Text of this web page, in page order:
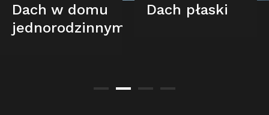
Dach w domu
jednorodzinnym
Dach płaski